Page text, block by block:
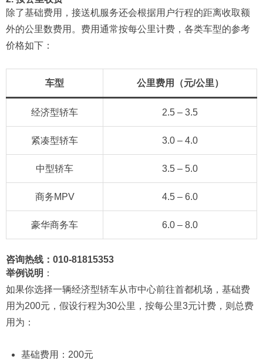
除了基础费用，接送机服务还会根据用户行程的距离收取额
外的公里数费用。费用通常按每公里计费，各类车型的参考
价格如下：
车型 公里费用（元/公里）
经济型轿车 2.5 – 3.5
紧凑型轿车 3.0 – 4.0
中型轿车 3.5 – 5.0
商务MPV 4.5 – 6.0
豪华商务车 6.0 – 8.0
咨询热线：010-81815353
举例说明 ：
如果你选择一辆经济型轿车从市中心前往首都机场，基础费
用为200元，假设行程为30公里，按每公里3元计费，则总费
用为：
基础费用：200元